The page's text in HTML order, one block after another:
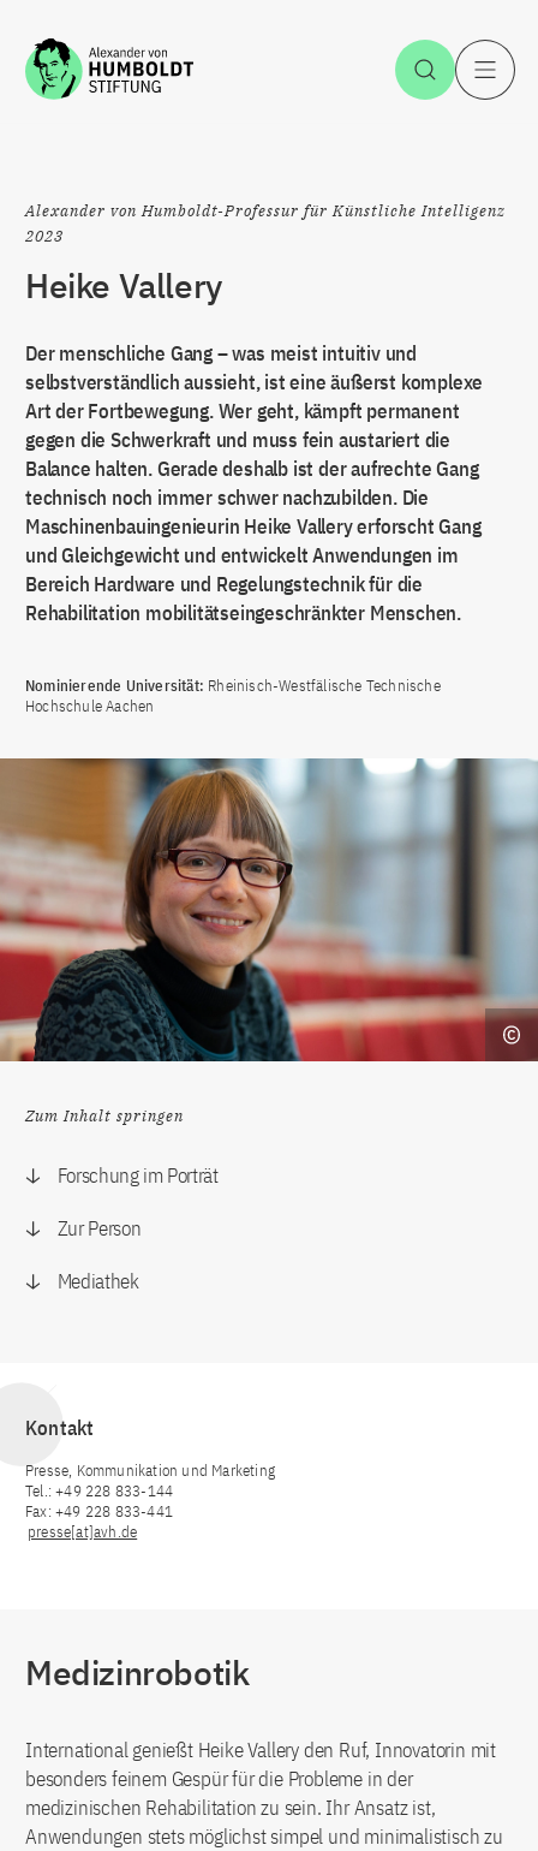
Zum Inhalt springen Suche
Alexander von Humboldt-Professur für Künstliche Intelligenz
2023
Heike Vallery
Der menschliche Gang – was meist intuitiv und
selbstverständlich aussieht, ist eine äußerst komplexe
Art der Fortbewegung. Wer geht, kämpft permanent
gegen die Schwerkraft und muss fein austariert die
Balance halten. Gerade deshalb ist der aufrechte Gang
technisch noch immer schwer nachzubilden. Die
Maschinenbauingenieurin Heike Vallery erforscht Gang
und Gleichgewicht und entwickelt Anwendungen im
Bereich Hardware und Regelungstechnik für die
Rehabilitation mobilitätseingeschränkter Menschen.
Nominierende Universität: Rheinisch-Westfälische Technische
Hochschule Aachen
Zum Inhalt springen
Forschung im Porträt
Zur Person
Mediathek
Kontakt
Presse, Kommunikation und Marketing
Tel.: +49 228 833-144
Fax: +49 228 833-441
presse[at]avh.de
Medizinrobotik
International genießt Heike Vallery den Ruf, Innovatorin mit
besonders feinem Gespür für die Probleme in der
medizinischen Rehabilitation zu sein. Ihr Ansatz ist,
Anwendungen stets möglichst simpel und minimalistisch zu